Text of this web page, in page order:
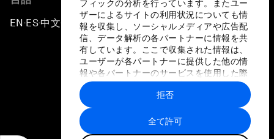
フィックの分析を行っています。またユー
ザーによるサイトの利用状況についても情
報を収集し、ソーシャルメディアや広告配
信、データ解析の各パートナーに情報を共
有しています。ここで収集された情報は、
ユーザーが各パートナーに提供した他の情
報や各パートナーのサービスを使用した際
に収集された情報と組み合わされ、各パー
トナーによって使用されることがありま
す。
全て許可
拒否
EN ▪ES▪中文▪ 日本語
プライバシーポリシーと利用規約
サイトマップ